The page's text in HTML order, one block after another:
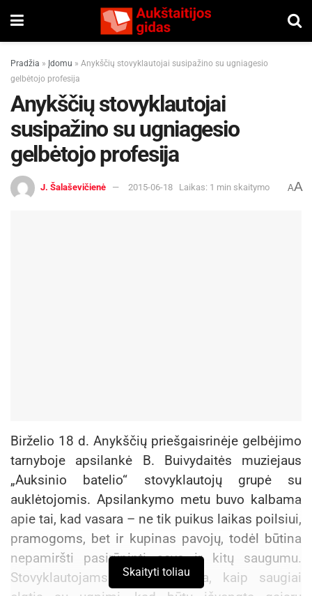
Pradžia » Įdomu » Anykščių stovyklautojai susipažino su ugniagesio
gelbėtojo profesija
Anykščių stovyklautojai
susipažino su ugniagesio
gelbėtojo profesija
J. Šalaševičienė 2015-06-18 Laikas: 1 min skaitymo AA
Birželio 18 d. Anykščių priešgaisrinėje gelbėjimo
tarnyboje apsilankė B. Buivydaitės muziejaus
„Auksinio batelio“ stovyklautojų grupė su
auklėtojomis. Apsilankymo metu buvo kalbama
apie tai, kad vasara – ne tik puikus laikas poilsiui,
pramogoms, bet ir kupinas pavojų, todėl būtina
nepamiršti pasirūpinti savo ir kitų saugumu.
Stovyklautojams buvo priminta, kaip saugiai
Skaityti toliau